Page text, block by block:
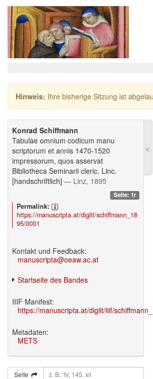
Hinweis: Ihre bisherige Sitzung ist
Konrad Schiffmann
Tabulae omnium codicum manu
scriptorum et annis 1470-1520
impressorum, quos asservat
Bibliotheca Seminarii cleric. Linc.
[handschriftlich] — Linz, 1895
Seite: 1r
Permalink:
https://manuscripta.at/diglit/schiffmann_18
95/0001
Kontakt und Feedback:
manuscripta@oeaw.ac.at
Startseite des Bandes
IIIF Manifest:
https://manuscripta.at/diglit/iiif/
Metadaten:
METS
Seite